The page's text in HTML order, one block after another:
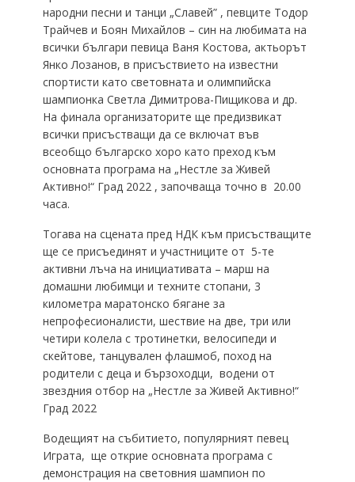
народни песни и танци „Славей” , певците Тодор
Трайчев и Боян Михайлов – син на любимата на
всички българи певица Ваня Костова, актьорът
Янко Лозанов, в присъствието на известни
спортисти като световната и олимпийска
шампионка Светла Димитрова-Пищикова и др.
На финала организаторите ще предизвикат
всички присъстващи да се включат във
всеобщо българско хоро като преход към
основната програма на „Нестле за Живей
Активно!“ Град 2022 , започваща точно в 20.00
часа.
Тогава на сцената пред НДК към присъстващите
ще се присъединят и участниците от 5-те
активни лъча на инициативата – марш на
домашни любимци и техните стопани, 3
километра маратонско бягане за
непрофесионалисти, шествие на две, три или
четири колела с тротинетки, велосипеди и
скейтове, танцувален флашмоб, поход на
родители с деца и бързоходци, водени от
звездния отбор на „Нестле за Живей Активно!“
Град 2022
Водещият на събитието, популярният певец
Играта, ще открие основната програма с
демонстрация на световния шампион по